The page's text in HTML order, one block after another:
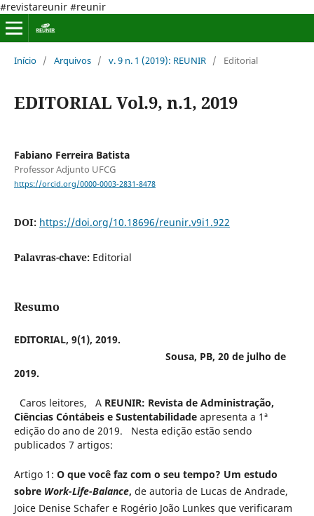
#revistareunir #reunir
Início / Arquivos / v. 9 n. 1 (2019): REUNIR / Editorial
EDITORIAL Vol.9, n.1, 2019
Fabiano Ferreira Batista
Professor Adjunto UFCG
https://orcid.org/0000-0003-2831-8478
DOI: https://doi.org/10.18696/reunir.v9i1.922
Palavras-chave: Editorial
Resumo
EDITORIAL, 9(1), 2019.
Sousa, PB, 20 de julho de
2019.
Caros leitores, A REUNIR: Revista de Administração,
Ciências Cóntábeis e Sustentabilidadeapresenta a 1ª
edição do ano de 2019. Nesta edição estão sendo
publicados 7 artigos:
Artigo 1: O que você faz com o seu tempo? Um estudo
sobre Work-Life-Balance, de autoria de Lucas de Andrade,
Joice Denise Schafer e Rogério João Lunkes que verificaram